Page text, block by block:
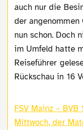
auch nur die
der angenommen
nun schon. Doch
im Umfeld hatte
Reiseführer
Rückschau in 16
FSV Mainz – BVB 1:2 „Bericht aus Mainz –
Mittwoch, der